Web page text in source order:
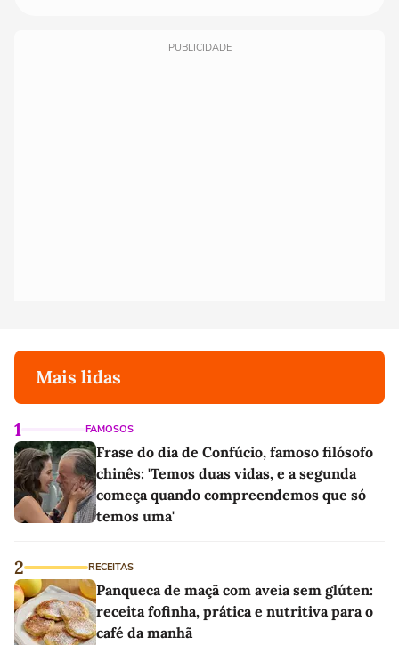
PUBLICIDADE
Mais lidas
1 FAMOSOS
Frase do dia de Confúcio, famoso filósofo
chinês: 'Temos duas vidas, e a segunda
começa quando compreendemos que só
temos uma'
2 RECEITAS
Panqueca de maçã com aveia sem glúten:
receita fofinha, prática e nutritiva para o
café da manhã